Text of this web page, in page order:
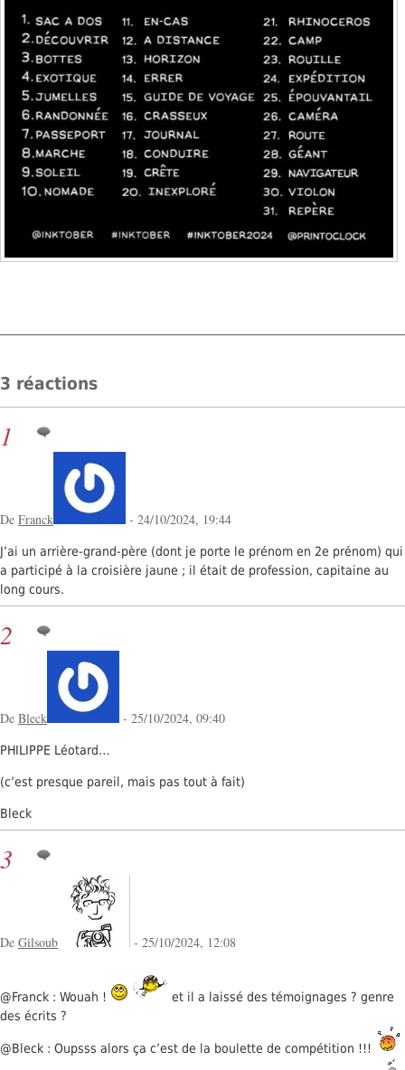
3 réactions
1
De Franck - 24/10/2024, 19:44
J’ai un arrière-grand-père (dont je porte le prénom en 2e prénom) qui
a participé à la croisière jaune ; il était de profession, capitaine au
long cours.
2
De Bleck - 25/10/2024, 09:40
PHILIPPE Léotard…
(c’est presque pareil, mais pas tout à fait)
Bleck
3
De Gilsoub - 25/10/2024, 12:08
@Franck : Wouah !
et il a laissé des témoignages ? genre
des écrits ?
@Bleck : Oupsss alors ça c’est de la boulette de compétition !!!